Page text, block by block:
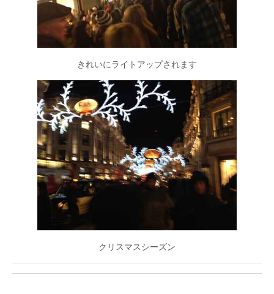
きれいにライトアップされます
クリスマスシーズン